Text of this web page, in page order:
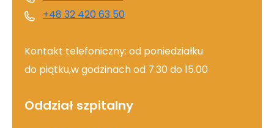
+48 32 420 63 50
Kontakt telefoniczny: od poniedziałku
do piątku,w godzinach od 7.30 do 15.00
Oddział szpitalny